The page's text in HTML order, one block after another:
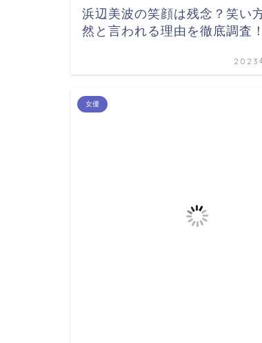
浜辺美波の笑顔は残念？笑い
然と言われる理由を徹底調査！
2023
女優